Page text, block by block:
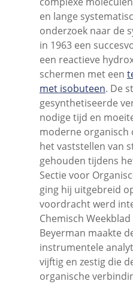
en lange
onderzoek naar de
in 1963 een
een reactieve
schermen met een
met isobuteen. De
gesynthetiseerde
nodige tijd en
moderne organisch
het vaststellen van
gehouden tijdens
Sectie voor
ging hij uitgebreid
voordracht werd
Chemisch Weekblad
Beyerman maakte
instrumentele
vijftig en zestig die
organische